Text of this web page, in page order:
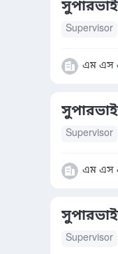
Supervisor
এম এস
Supervisor
এম এস
Supervisor